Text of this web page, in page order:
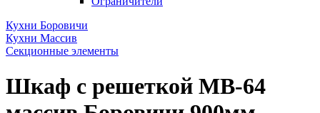
Кухни Боровичи
Кухни Массив
Секционные элементы
Шкаф с решеткой МВ-64